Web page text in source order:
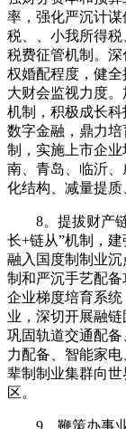
率，强化严沉计
税、、小我所得
税费征管机制。
权婚配程度，健
大财会监视力度
机制，积极成长科
数字金融，鼎力
制，实施上市企
南、青岛、临沂
化结构、减量提质
8。提拔财产链
长+链从”机制，
融入国度制制业
制和严沉手艺配备
企业梯度培育系
业，深切开展融链
巩固轨道交通配
力配备、智能家
辈制制业集群向
区。
9。鞭策办事业